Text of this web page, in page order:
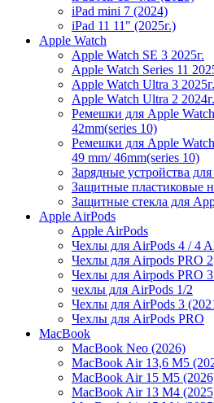
iPad mini 7 (2024)
iPad 11 11" (2025г.)
Apple Watch
Apple Watch SE 3 2025г.
Apple Watch Series 11
Apple Watch Ultra 3 2025г.
Apple Watch Ultra 2 2024г.
Ремешки для Apple
42mm(series 10)
Ремешки для Apple
49 mm/ 46mm(series 10)
Зарядные устройства
Защитные пластиковые
Защитные стекла для
Apple AirPods
Apple AirPods
Чехлы для AirPods 4 / 4
Чехлы для Airpods PRO 2
Чехлы для Airpods PRO
чехлы для AirPods 1/2
Чехлы для AirPods 3
Чехлы для AirPods PRO
MacBook
MacBook Neo (2026)
MacBook Air 13,6 M5
MacBook Air 15 M5
MacBook Air 13 M4